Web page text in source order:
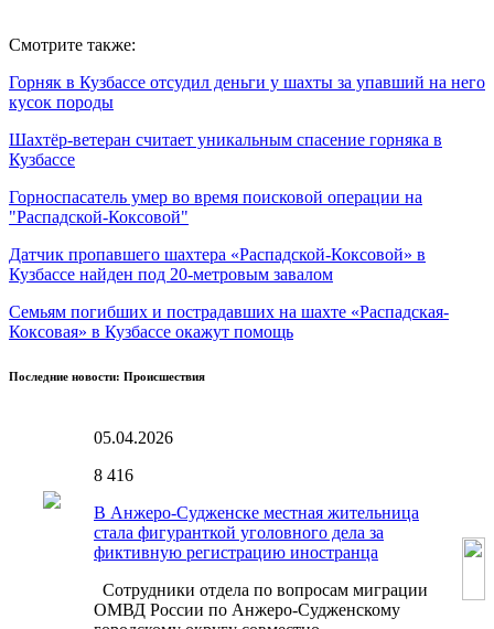
Смотрите также:
Горняк в Кузбассе отсудил деньги у шахты за упавший на него
кусок породы
Шахтёр-ветеран считает уникальным спасение горняка в
Кузбассе
Горноспасатель умер во время поисковой операции на
"Распадской-Коксовой"
Датчик пропавшего шахтера «Распадской-Коксовой» в
Кузбассе найден под 20-метровым завалом
Семьям погибших и пострадавших на шахте «Распадская-
Коксовая» в Кузбассе окажут помощь
Последние новости: Происшествия
05.04.2026
8 416
В Анжеро-Судженске местная жительница
стала фигуранткой уголовного дела за
фиктивную регистрацию иностранца
Сотрудники отдела по вопросам миграции
ОМВД России по Анжеро-Судженскому